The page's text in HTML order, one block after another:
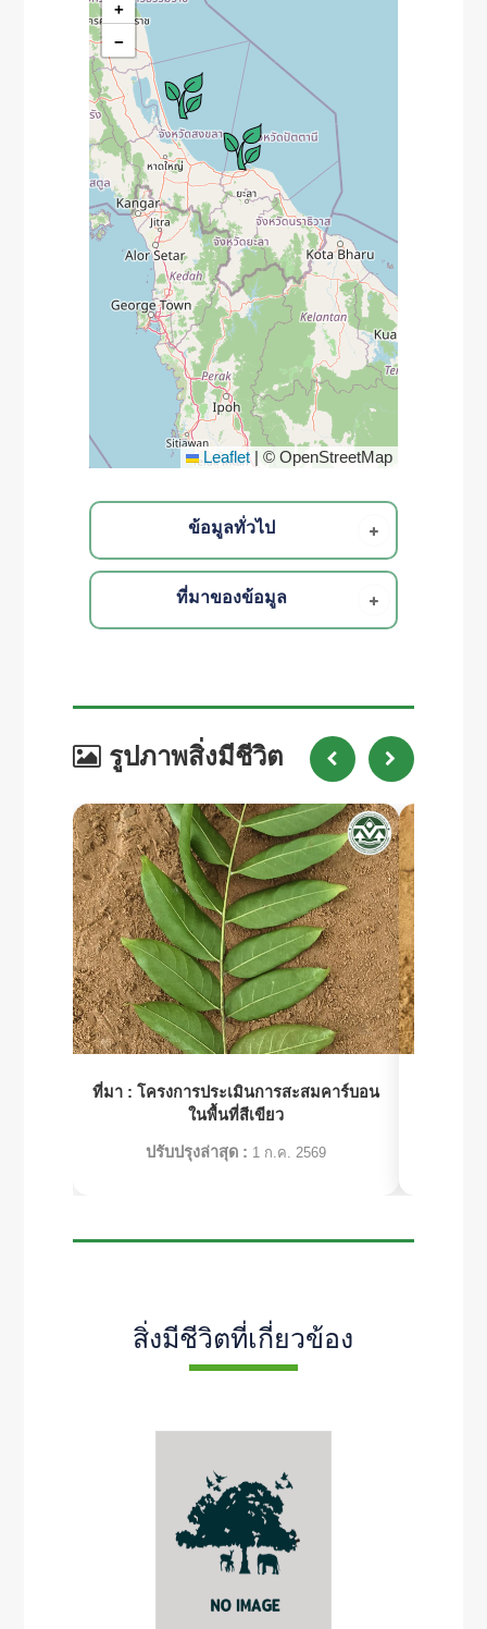
+
−
Leaflet © OpenStreetMap
ข้อมูลทั่วไป
ที่มาของข้อมูล
รูปภาพสิ่งมีชีวิต
ที่มา : โครงการประเมินการสะสมคาร์บอน
ในพื้นที่สีเขียว
ปรับปรุงล่าสุด : 1 ก.ค. 2569
สิ่งมีชีวิตที่เกี่ยวข้อง